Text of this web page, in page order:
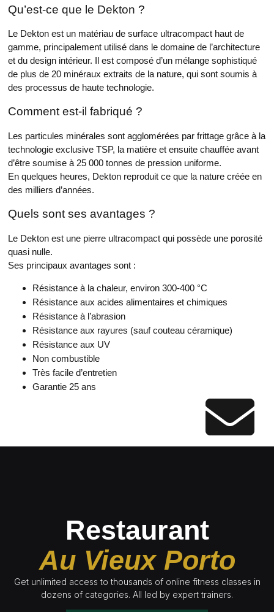
Qu’est-ce que le Dekton ?
Le Dekton est un matériau de surface ultracompact haut de
gamme, principalement utilisé dans le domaine de l’architecture
et du design intérieur. Il est composé d’un mélange sophistiqué
de plus de 20 minéraux extraits de la nature, qui sont soumis à
des processus de haute technologie.
Comment est-il fabriqué ?
Les particules minérales sont agglomérées par frittage grâce à la
technologie exclusive TSP, la matière et ensuite chauffée avant
d’être soumise à 25 000 tonnes de pression uniforme.
En quelques heures, Dekton reproduit ce que la nature créée en
des milliers d’années.
Quels sont ses avantages ?
Le Dekton est une pierre ultracompact qui possède une porosité
quasi nulle.
Ses principaux avantages sont :
Résistance à la chaleur, environ 300-400 °C
Résistance aux acides alimentaires et chimiques
Résistance à l’abrasion
Résistance aux rayures (sauf couteau céramique)
Résistance aux UV
Non combustible
Très facile d’entretien
Garantie 25 ans
Restaurant
Au Vieux Porto
Get unlimited access to thousands of online fitness classes in
dozens of categories. All led by expert trainers.